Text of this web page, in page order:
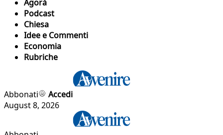
Agorà
Podcast
Chiesa
Idee e Commenti
Economia
Rubriche
Abbonati
Accedi
August 8, 2026